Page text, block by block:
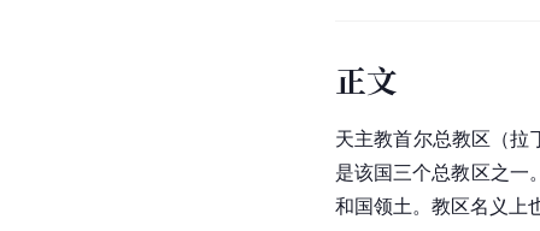
正文
天主教首尔总教区（拉
是该国三个总教区之一
和国领土。教区名义上